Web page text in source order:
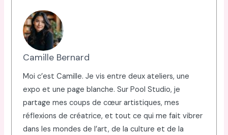
Camille Bernard
Moi c’est Camille. Je vis entre deux ateliers, une
expo et une page blanche. Sur Pool Studio, je
partage mes coups de cœur artistiques, mes
réflexions de créatrice, et tout ce qui me fait vibrer
dans les mondes de l’art, de la culture et de la